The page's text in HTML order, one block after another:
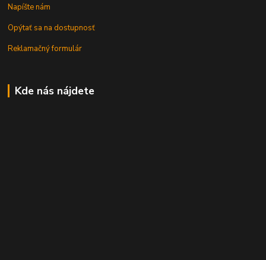
Napíšte nám
Opýtať sa na dostupnosť
Reklamačný formulár
Kde nás nájdete